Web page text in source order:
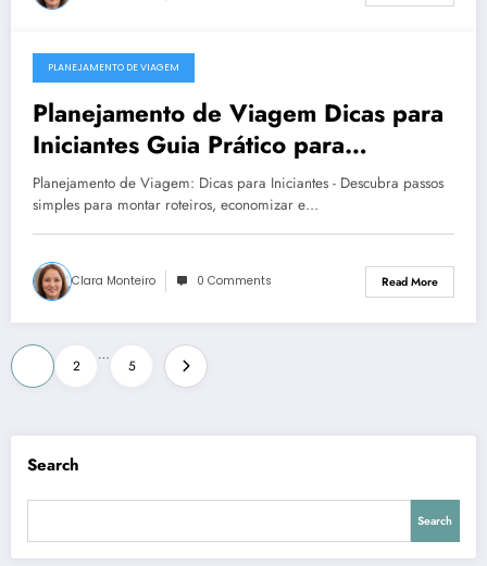
December 23, 2025
PLANEJAMENTO DE VIAGEM
Planejamento de Viagem Dicas para
Iniciantes Guia Prático para
Organizar Roteiros Economizar e
Viajar Sem Estresse
Planejamento de Viagem: Dicas para Iniciantes - Descubra passos
simples para montar roteiros, economizar e…
Clara Monteiro 0 Comments Read More
Posts
pagination
2
…
5
Search
Search